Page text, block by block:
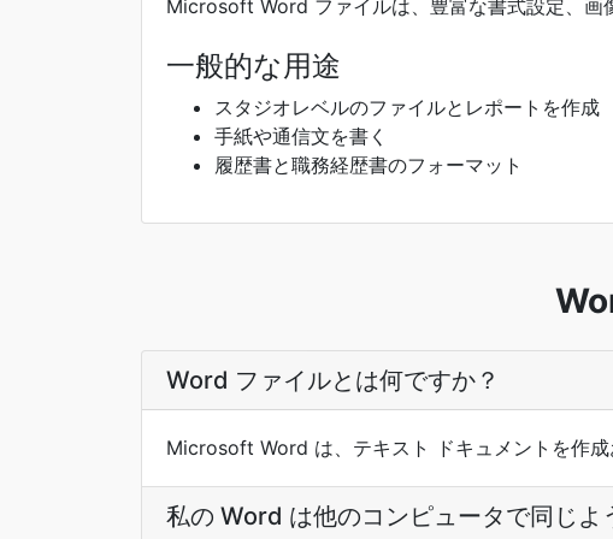
Microsoft Word ファイルは、豊富な書式設定、画
一般的な用途
スタジオレベルのファイルとレポートを作成
手紙や通信文を書く
履歴書と職務経歴書のフォーマット
Word ファイルとは何ですか？
Microsoft Word は、テキスト ドキュメントを作成
私の Word は他のコンピュータで同じよ